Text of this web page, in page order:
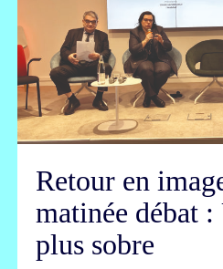
Retour en
matinée débat
plus sobre